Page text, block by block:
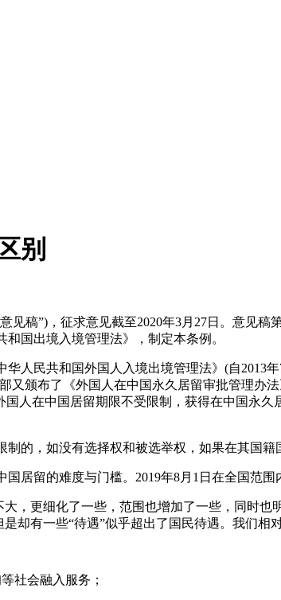
别
稿”)，征求意见截至2020年3月27日。意见稿
国出境入境管理法》，制定本条例。
人民共和国外国人入境出境管理法》(自2013
颁布了《外国人在中国永久居留审批管理办
人在中国居留期限不受限制，获得在中国永
的，如没有选择权和被选举权，如果在其国籍
居留的难度与门槛。2019年8月1日在全国范围
，更细化了一些，范围也增加了一些，同时也
却有一些“待遇”似乎超出了国民待遇。我们相
社会融入服务；